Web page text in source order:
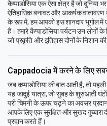
कैप्पाडोसिया एक ऐसा क्षेत्र है जो
ऐतिहासिक बनावट और आकर्षक
के रूप में, हम आपको इस शानदार भूगोल में
हैं। हमारे कैप्पाडोसिया पर्यटन उन लोगों के
जो प्रकृति और इतिहास दोनों के निशान
Cappadocia में करने के लिए
जब कप्पाडोसिया की बात आती है, तो
यह जादुई यात्रा, जो सुबह के शुरुआती
परी चिमनी के ऊपर चढ़ने का अवसर
आपके लिए एक सुरक्षित और सुखद गुब्बारा
प्रदान करते हैं।